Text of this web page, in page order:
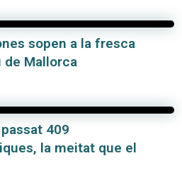
sopen a la fresca
de Mallorca
passat 409
la meitat que el